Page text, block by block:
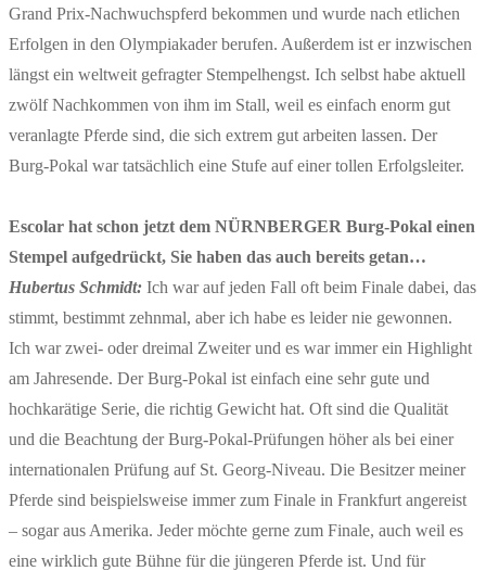
Grand Prix-Nachwuchspferd bekommen und wurde nach etlichen
Erfolgen in den Olympiakader berufen. Außerdem ist er inzwischen
längst ein weltweit gefragter Stempelhengst. Ich selbst habe aktuell
zwölf Nachkommen von ihm im Stall, weil es einfach enorm gut
veranlagte Pferde sind, die sich extrem gut arbeiten lassen. Der
Burg-Pokal war tatsächlich eine Stufe auf einer tollen Erfolgsleiter.
Escolar hat schon jetzt dem NÜRNBERGER Burg-Pokal einen
Stempel aufgedrückt, Sie haben das auch bereits getan…
Hubertus Schmidt: Ich war auf jeden Fall oft beim Finale dabei, das
stimmt, bestimmt zehnmal, aber ich habe es leider nie gewonnen.
Ich war zwei- oder dreimal Zweiter und es war immer ein Highlight
am Jahresende. Der Burg-Pokal ist einfach eine sehr gute und
hochkarätige Serie, die richtig Gewicht hat. Oft sind die Qualität
und die Beachtung der Burg-Pokal-Prüfungen höher als bei einer
internationalen Prüfung auf St. Georg-Niveau. Die Besitzer meiner
Pferde sind beispielsweise immer zum Finale in Frankfurt angereist
– sogar aus Amerika. Jeder möchte gerne zum Finale, auch weil es
eine wirklich gute Bühne für die jüngeren Pferde ist. Und für